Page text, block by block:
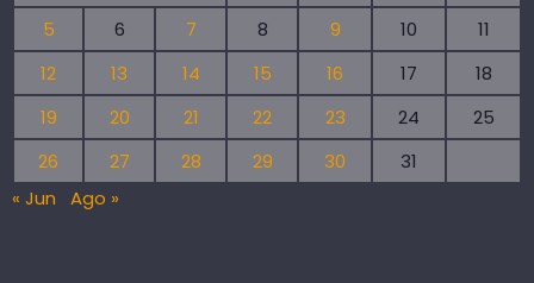
5
6 7 8 9 10
11
12
13 14 15 16 17
18
19
20 21 22 23 24
25
26
27 28 29 30
31
« Jun
Ago »